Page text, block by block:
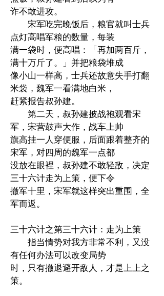
诈不敢进攻。
宋军吃完晚饭后，粮官就叫士兵
点灯高唱军粮的数量，每装
满一袋时，便高唱：「再加两百斤，
满十万斤了。」并把粮袋堆成
像小山一样高，士兵还故意失手打翻
米袋，魏军一看满地白米，
赶紧报告叔孙建。
第二天，叔孙建披战袍观看宋
军，宋营鼓声大作，战车上帅
旗高挂一人穿便服，后面跟着整齐的
宋军，对四周的魏军一点都
没放在眼裡，叔孙建不敢轻敌，决定
三十六计走为上策，便下令
撤军十里，宋军就这样突出重围，全
军而返。
三十六计之第三十六计：走为上策
指当情势对我方非常不利，又没
有任何办法可以改变局势
时，只有撤退避开敌人，才是上上之
策。